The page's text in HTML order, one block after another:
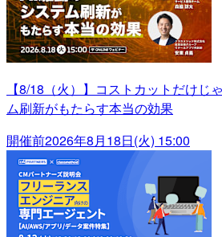
【8/18（火）】コストカットだけじ
ム刷新がもたらす本当の効果
開催前2026年8月18日(火) 15:00